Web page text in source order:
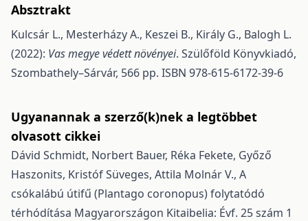
Absztrakt
Kulcsár L., Mesterházy A., Keszei B., Király G., Balogh L.
(2022): Vas megye védett növényei. Szülőföld Könyvkiadó,
Szombathely–Sárvár, 566 pp. ISBN 978-615-6172-39-6
Ugyanannak a szerző(k)nek a legtöbbet
olvasott cikkei
Dávid Schmidt, Norbert Bauer, Réka Fekete, Győző
Haszonits, Kristóf Süveges, Attila Molnár V., A
csókalábú útifű (Plantago coronopus) folytatódó
térhódítása Magyarországon Kitaibelia: Évf. 25 szám 1